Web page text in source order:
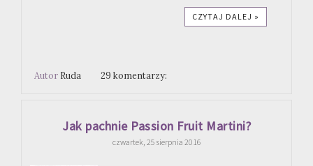
CZYTAJ DALEJ »
Autor Ruda 29 komentarzy:
Jak pachnie Passion Fruit Martini?
czwartek, 25 sierpnia 2016